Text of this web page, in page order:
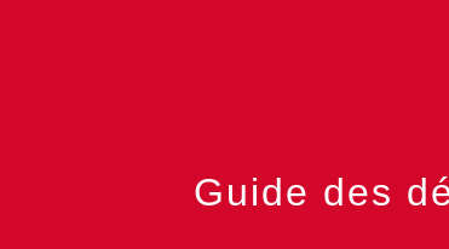
Guide des